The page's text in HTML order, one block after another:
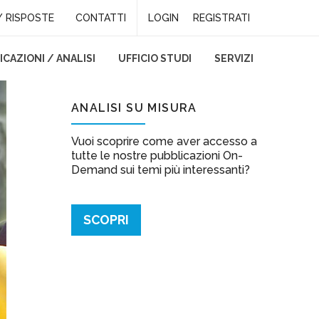
RISPOSTE CONTATTI LOGIN REGISTRATI
/ ANALISI UFFICIO STUDI SERVIZI
E SI RADICA
ANALISI SU MISURA
Vuoi scoprire come aver accesso a
tutte le nostre pubblicazioni On-
Demand sui temi più interessanti?
SCOPRI